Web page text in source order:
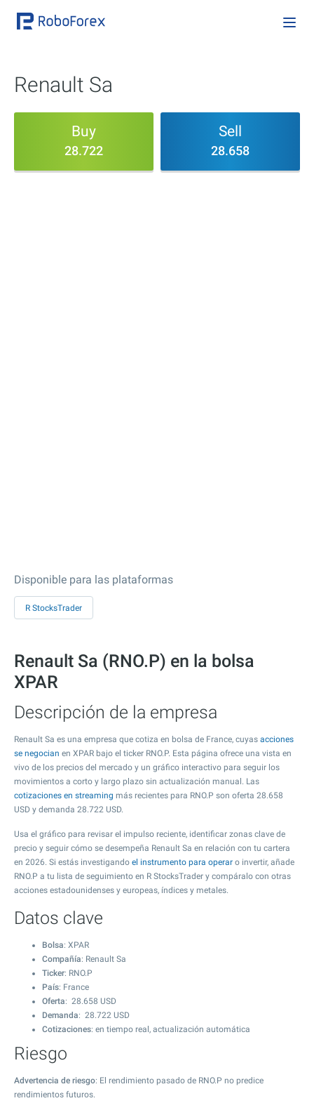
Renault Sa
Buy
28.722
Sell
28.658
Disponible para las plataformas
R StocksTrader
Renault Sa (RNO.P) en la bolsa
XPAR
Descripción de la empresa
Renault Sa es una empresa que cotiza en bolsa de France, cuyas acciones
se negocian en XPAR bajo el ticker RNO.P. Esta página ofrece una vista en
vivo de los precios del mercado y un gráfico interactivo para seguir los
movimientos a corto y largo plazo sin actualización manual. Las
cotizaciones en streaming más recientes para RNO.P son oferta 28.658
USD y demanda 28.722 USD.
Usa el gráfico para revisar el impulso reciente, identificar zonas clave de
precio y seguir cómo se desempeña Renault Sa en relación con tu cartera
en 2026. Si estás investigando el instrumento para operar o invertir, añade
RNO.P a tu lista de seguimiento en R StocksTrader y compáralo con otras
acciones estadounidenses y europeas, índices y metales.
Datos clave
Bolsa: XPAR
Compañía: Renault Sa
Ticker: RNO.P
País: France
Oferta: 28.658 USD
Demanda: 28.722 USD
Cotizaciones: en tiempo real, actualización automática
Riesgo
Advertencia de riesgo: El rendimiento pasado de RNO.P no predice
rendimientos futuros.